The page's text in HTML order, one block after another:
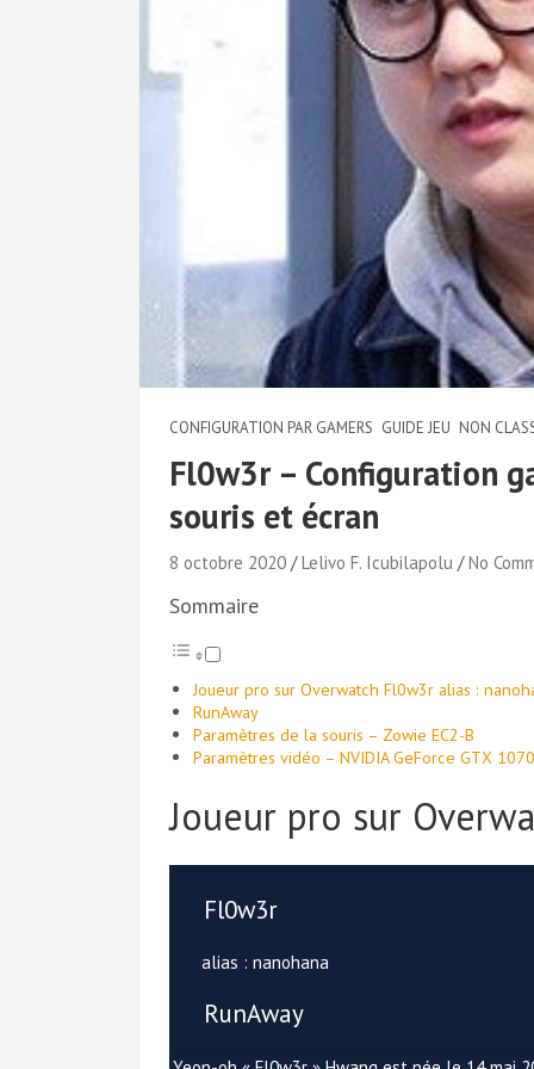
CONFIGURATION PAR GAMERS GUIDE JEU NON
Fl0w3r – Configuration
souris et écran
8 octobre 2020 Lelivo F. Icubilapolu No
Sommaire
Joueur pro sur Overwatch Fl0w3r alias :
RunAway
Paramètres de la souris – Zowie EC2-B
Paramètres vidéo – NVIDIA GeForce GTX 1070
Joueur pro sur
Fl0w3r
alias : nanohana
RunAway